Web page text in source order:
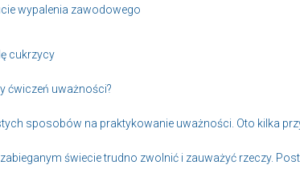
wypalenia zawodowego
cukrzycy
ćwiczeń uważności?
sposobów na praktykowanie uważności. Oto kilka
świecie trudno zwolnić i zauważyć rzeczy.